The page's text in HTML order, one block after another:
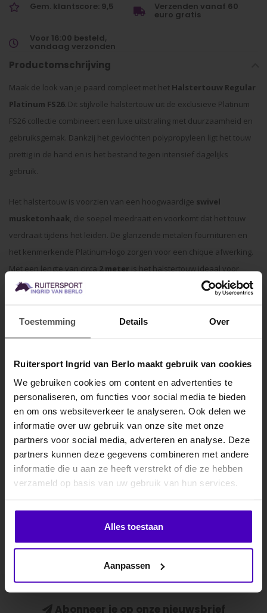
Toestemming Details Over
Ruitersport Ingrid van Berlo maakt gebruik van cookies
We gebruiken cookies om content en advertenties te
personaliseren, om functies voor social media te bieden
en om ons websiteverkeer te analyseren. Ook delen we
informatie over uw gebruik van onze site met onze
partners voor social media, adverteren en analyse. Deze
partners kunnen deze gegevens combineren met andere
informatie die u aan ze heeft verstrekt of die ze hebben
verzameld op basis van uw gebruik van hun services.
Alles toestaan
Aanpassen
Gem. klantscore: 9,5 Verzenden vanaf 60
euro gratis
Voor 16:00 besteld,
vandaag verzonden
Productomschrijving
Maak de look van je paard compleet met het Halstertouw Regular
Platinum FS26. Dit stijlvolle halstertouw uit de exclusieve Platinum
FS26 collectie combineert een luxe uitstraling met duurzaamheid en
gebruiksgemak. Dankzij het gevlochten polypropyleen ligt het touw
prettig in de hand en is het bestand tegen intensief dagelijks
gebruik.
Het halstertouw is voorzien van een hoogwaardige swivel
musketonhaak, die soepel meedraait en voorkomt dat het touw
verdraait tijdens het leiden. De glanzende metalen fournituren en
het kenmerkende Platinum-logo zorgen voor een chique afwerking.
Met een lengte van circa2 meteris het halstertouw ideaal voor
gebruik op stal, tijdens het poetsen, laden of onderweg naar training
Comfortabele grip
Glanzende metalen fournituren
Luxe Platinum-detail
Lengte: ca. 2 meter
Duurzaam en geschikt voor dagelijks gebruik
Specificaties
Gerelateerde producten
Abonneer je op onze nieuwsbrief
MELD JE AAN VOOR
10% KORTING
.